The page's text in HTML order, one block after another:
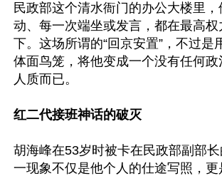
民政部这个清水衙门的办公大楼里，
动、每一次端坐或发言，都在最高权
下。这场所谓的“回京安置”，不过是
体面鸟笼，将他变成一个没有任何政
人质而已。
红二代接班神话的破灭
胡海峰在53岁时被卡在民政部副部
一现象不仅是他个人的仕途写照，更